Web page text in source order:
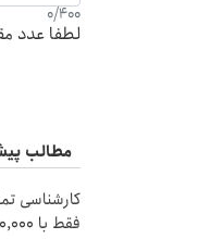
0/400
لطفا عدد
مطالب
کارشناسی
فقط با 1,500,000 تومان